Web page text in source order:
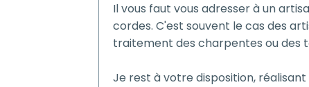
Il vous faut vous adresser à un
cordes. C'est souvent le cas des
traitement des charpentes ou des
Je rest à votre disposition,